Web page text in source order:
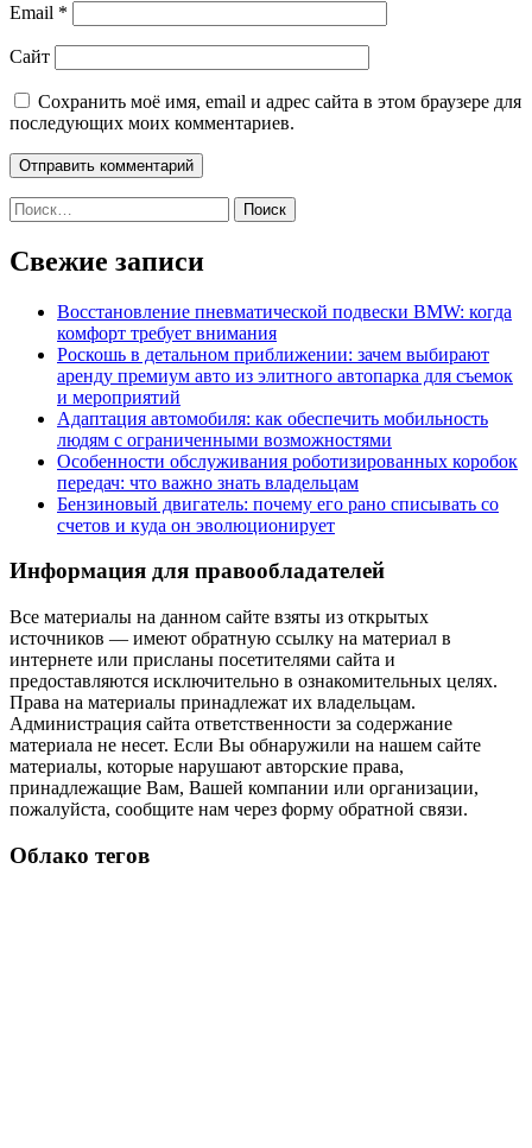
Email *
Сайт
Сохранить моё имя, email и адрес сайта в этом браузере для
последующих моих комментариев.
Найти:
Свежие записи
Восстановление пневматической подвески BMW: когда
комфорт требует внимания
Роскошь в детальном приближении: зачем выбирают
аренду премиум авто из элитного автопарка для съемок
и мероприятий
Адаптация автомобиля: как обеспечить мобильность
людям с ограниченными возможностями
Особенности обслуживания роботизированных коробок
передач: что важно знать владельцам
Бензиновый двигатель: почему его рано списывать со
счетов и куда он эволюционирует
Информация для правообладателей
Все материалы на данном сайте взяты из открытых
источников — имеют обратную ссылку на материал в
интернете или присланы посетителями сайта и
предоставляются исключительно в ознакомительных целях.
Права на материалы принадлежат их владельцам.
Администрация сайта ответственности за содержание
материала не несет. Если Вы обнаружили на нашем сайте
материалы, которые нарушают авторские права,
принадлежащие Вам, Вашей компании или организации,
пожалуйста, сообщите нам через форму обратной связи.
Облако тегов